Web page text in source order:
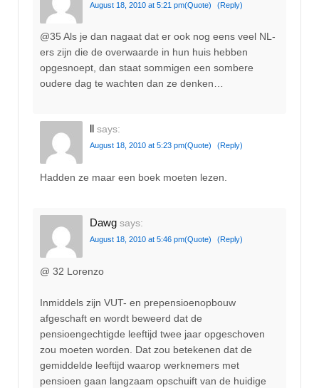
August 18, 2010 at 5:21 pm(Quote) (Reply)
@35 Als je dan nagaat dat er ook nog eens veel NL-
ers zijn die de overwaarde in hun huis hebben
opgesnoept, dan staat sommigen een sombere
oudere dag te wachten dan ze denken…
says:
August 18, 2010 at 5:23 pm(Quote) (Reply)
Hadden ze maar een boek moeten lezen.
Dawg says:
August 18, 2010 at 5:46 pm(Quote) (Reply)
@ 32 Lorenzo
Inmiddels zijn VUT- en prepensioenopbouw
afgeschaft en wordt beweerd dat de
pensioengechtigde leeftijd twee jaar opgeschoven
zou moeten worden. Dat zou betekenen dat de
gemiddelde leeftijd waarop werknemers met
pensioen gaan langzaam opschuift van de huidige